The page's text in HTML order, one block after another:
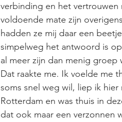
verbinding en het
voldoende mate zijn
hadden ze mij daar een
simpelweg het antwoord is
al meer zijn dan menig
Dat raakte me. Ik voelde me
soms snel weg wil, liep ik
Rotterdam en was thuis in
dat ook maar een verzonnen